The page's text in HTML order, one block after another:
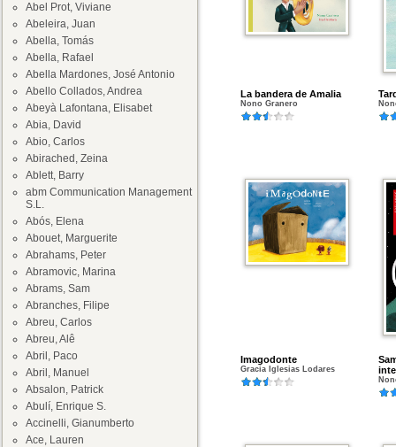
Abel Prot, Viviane
Abeleira, Juan
Abella, Tomás
Abella, Rafael
Abella Mardones, José Antonio
Abello Collados, Andrea
Abeyà Lafontana, Elisabet
Abia, David
Abio, Carlos
Abirached, Zeina
Ablett, Barry
abm Communication Management
S.L.
Abós, Elena
Abouet, Marguerite
Abrahams, Peter
Abramovic, Marina
Abrams, Sam
Abranches, Filipe
Abreu, Carlos
Abreu, Alê
Abril, Paco
Abril, Manuel
Absalon, Patrick
Abulí, Enrique S.
Accinelli, Gianumberto
Ace, Lauren
La bandera de Amalia
Nono Granero
Imagodonte
Gracia Iglesias Lodares